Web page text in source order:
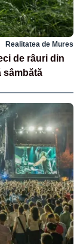
Realitatea de Mures
de râuri din
sâmbătă